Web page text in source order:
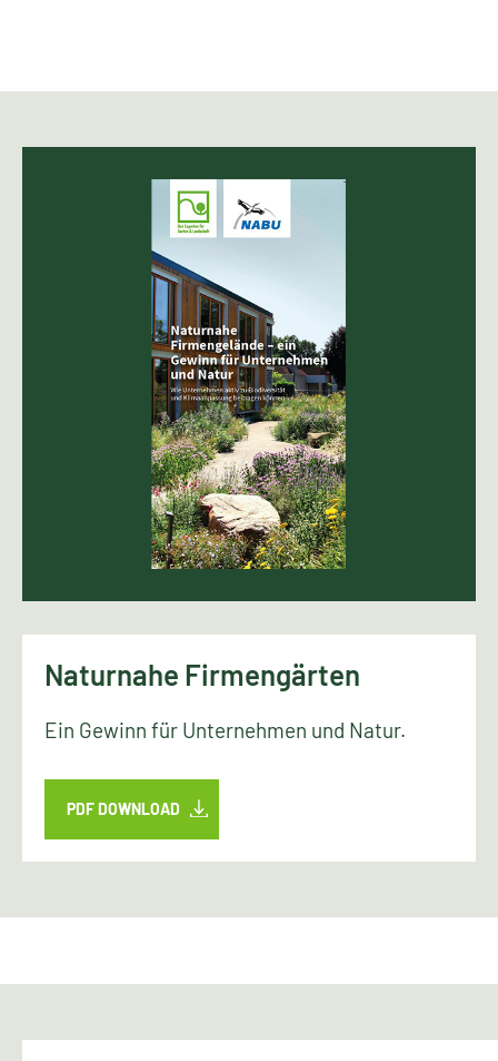
Naturnahe Firmengärten
Ein Gewinn für Unternehmen und Natur.
PDF DOWNLOAD